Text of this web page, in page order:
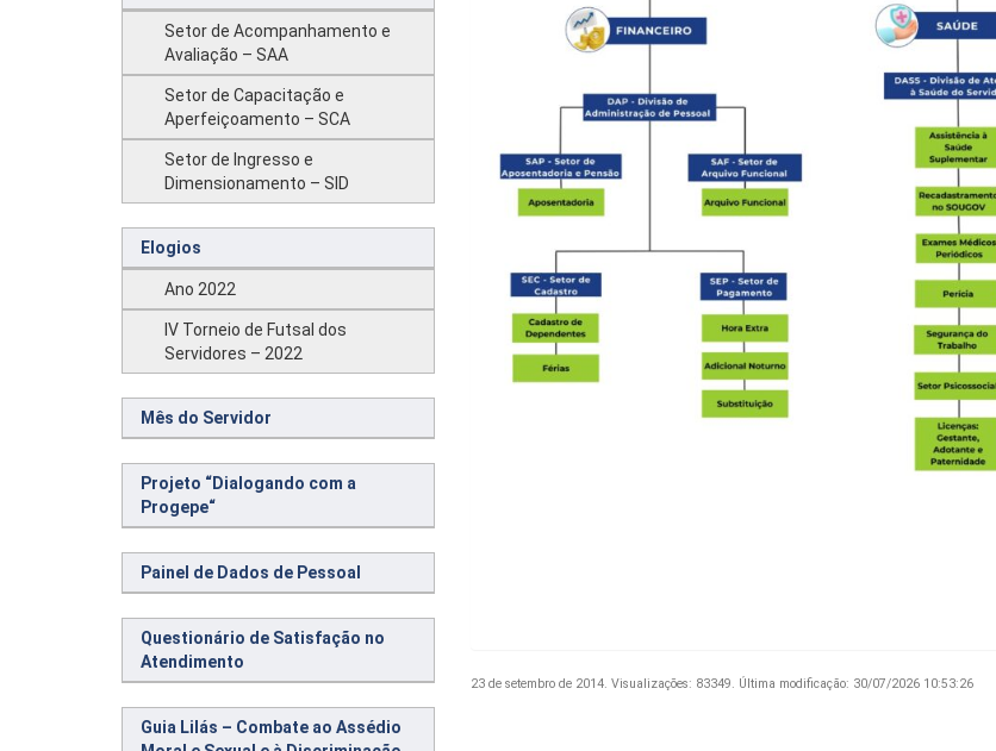
Setor de Acompanhamento e
Avaliação – SAA
Setor de Capacitação e
Aperfeiçoamento – SCA
Setor de Ingresso e
Dimensionamento – SID
Elogios
Ano 2022
IV Torneio de Futsal dos
Servidores – 2022
Mês do Servidor
Projeto “Dialogando com a
Progepe“
Painel de Dados de Pessoal
Questionário de Satisfação no
Atendimento
Guia Lilás – Combate ao Assédio
23 de setembro de 2014. Visualizações: 83349. Última modificação: 30/07/2026 10:53:26